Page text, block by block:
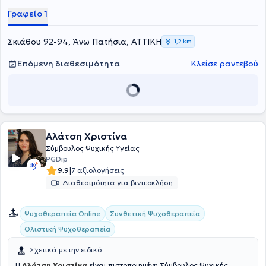
αναζητά υποστήριξη και αλλαγή.
Γραφείο 1
Σκιάθου 92-94, Άνω Πατήσια, ΑΤΤΙΚΗ 1,2 km
Επόμενη διαθεσιμότητα Κλείσε ραντεβού
Αλάτση Χριστίνα
Σύμβουλος Ψυχικής Υγείας
PGDip
9.9|7 αξιολογήσεις
Διαθεσιμότητα για βιντεοκλήση
Ψυχοθεραπεία Online
Συνθετική Ψυχοθεραπεία
Ολιστική Ψυχοθεραπεία
Σχετικά με την ειδικό